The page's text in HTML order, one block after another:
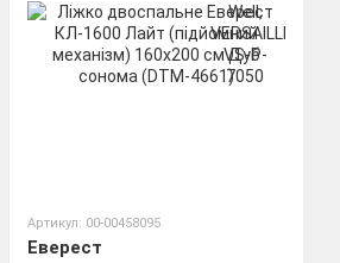
Артикул: 00-00458095
Еверест